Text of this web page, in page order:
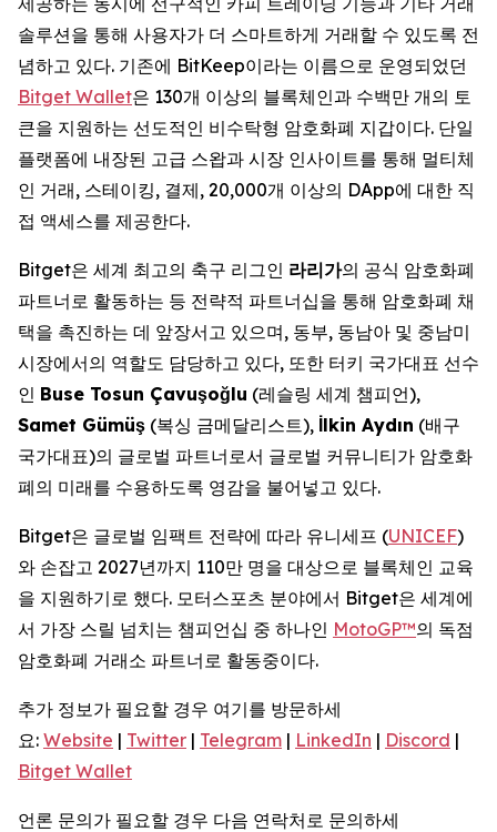
솔루션을 통해 사용자가 더 스마트하게 거래할 수 있도록 전
념하고 있다. 기존에 BitKeep이라는 이름으로 운영되었던
Bitget Wallet은 130개 이상의 블록체인과 수백만 개의 토
큰을 지원하는 선도적인 비수탁형 암호화폐 지갑이다. 단일
플랫폼에 내장된 고급 스왑과 시장 인사이트를 통해 멀티체
인 거래, 스테이킹, 결제, 20,000개 이상의 DApp에 대한 직
접 액세스를 제공한다.
Bitget은 세계 최고의 축구 리그인 라리가의 공식 암호화폐
파트너로 활동하는 등 전략적 파트너십을 통해 암호화폐 채
택을 촉진하는 데 앞장서고 있으며, 동부, 동남아 및 중남미
시장에서의 역할도 담당하고 있다, 또한 터키 국가대표 선수
인 Buse Tosun Çavuşoğlu (레슬링 세계 챔피언),
Samet Gümüş (복싱 금메달리스트), İlkin Aydın (배구
국가대표)의 글로벌 파트너로서 글로벌 커뮤니티가 암호화
폐의 미래를 수용하도록 영감을 불어넣고 있다.
Bitget은 글로벌 임팩트 전략에 따라 유니세프 (UNICEF)
와 손잡고 2027년까지 110만 명을 대상으로 블록체인 교육
을 지원하기로 했다. 모터스포츠 분야에서 Bitget은 세계에
서 가장 스릴 넘치는 챔피언십 중 하나인 MotoGP™의 독점
암호화폐 거래소 파트너로 활동중이다.
추가 정보가 필요할 경우 여기를 방문하세
요: Website | Twitter | Telegram | LinkedIn | Discord |
Bitget Wallet
언론 문의가 필요할 경우 다음 연락처로 문의하세